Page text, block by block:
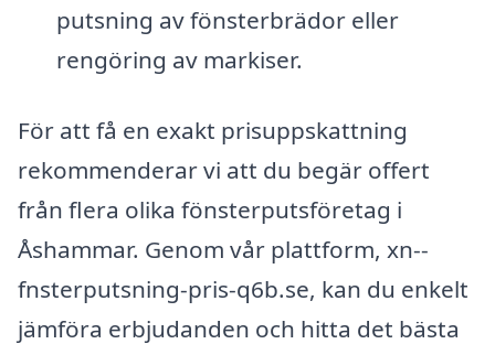
putsning av fönsterbrädor eller
rengöring av markiser.
För att få en exakt prisuppskattning
rekommenderar vi att du begär offert
från flera olika fönsterputsföretag i
Åshammar. Genom vår plattform, xn--
fnsterputsning-pris-q6b.se, kan du enkelt
jämföra erbjudanden och hitta det bästa